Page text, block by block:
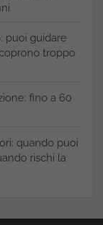
puoi guidare
troppo
fino a 60
quando puoi
rischi la